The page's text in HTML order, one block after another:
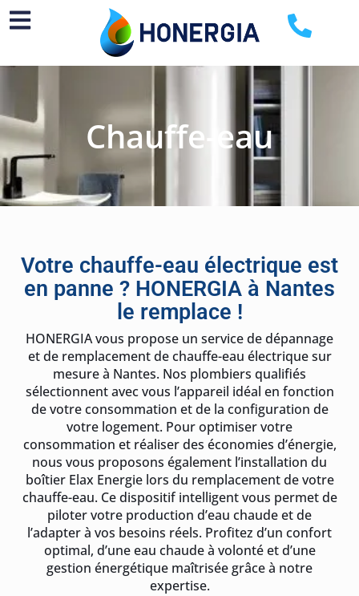
Chauffe-eau
Votre chauffe-eau électrique est
en panne ? HONERGIA à Nantes
le remplace !
HONERGIA vous propose un service de dépannage
et de remplacement de chauffe-eau électrique sur
mesure à Nantes. Nos plombiers qualifiés
sélectionnent avec vous l’appareil idéal en fonction
de votre consommation et de la configuration de
votre logement. Pour optimiser votre
consommation et réaliser des économies d’énergie,
nous vous proposons également l’installation du
boîtier Elax Energie lors du remplacement de votre
chauffe-eau. Ce dispositif intelligent vous permet de
piloter votre production d’eau chaude et de
l’adapter à vos besoins réels. Profitez d’un confort
optimal, d’une eau chaude à volonté et d’une
gestion énergétique maîtrisée grâce à notre
expertise.